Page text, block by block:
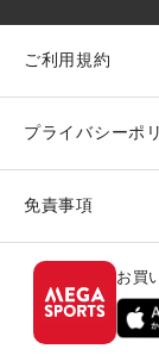
ご利用規約
プライバシーポ
免責事項
お買